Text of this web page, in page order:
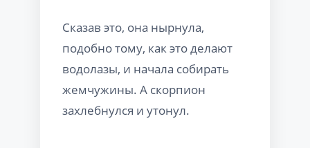
Сказав это, она нырнула,
подобно тому, как это делают
водолазы, и начала собирать
жемчужины. А скорпион
захлебнулся и утонул.